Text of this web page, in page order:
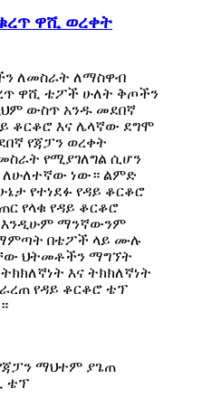
ዋሺ ወረቀት
ለመስራት ለማስዋብ
ዋሺ ቴፖች ሁለት ቅጦችን
ውስጥ አንዱ መደበኛ
ቆርቆሮ እና ሌላኛው ደግሞ
የጃፓን ወረቀት
የሚያገለግል ሲሆን
ነው። ልምድ
የተነደፉ የዳይ ቆርቆሮ
የላቁ የዳይ ቆርቆሮ
ማንኛውንም
በቴፖች ላይ ሙሉ
ህትመቶችን ማግኘት
እና ትክክለኛነት
የዳይ ቆርቆሮ ቴፕ